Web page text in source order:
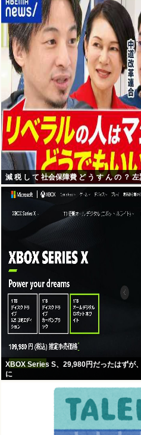
減 税 し て 社会保障費 ど う す ん の ？
XBOX Series S、29,980円だったはずが
に